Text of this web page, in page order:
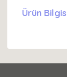
Ürün